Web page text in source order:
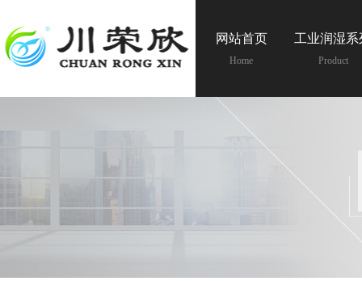
网站首页
Home
工业润湿系
Product